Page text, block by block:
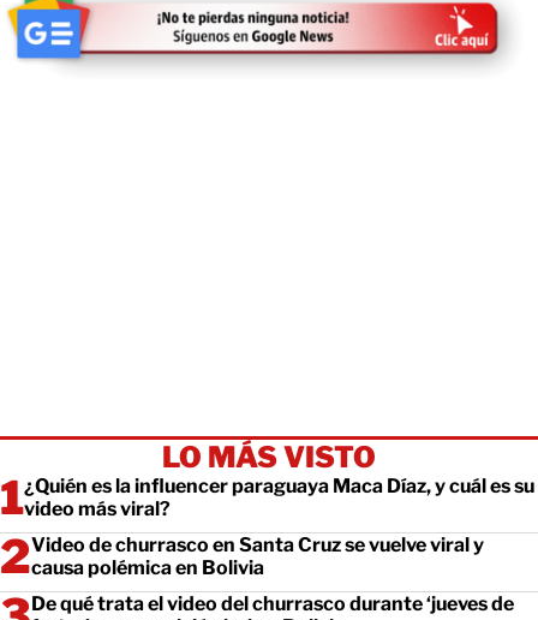
LO MÁS VISTO
¿Quién es la influencer paraguaya Maca Díaz, y cuál es su
video más viral?
Video de churrasco en Santa Cruz se vuelve viral y
causa polémica en Bolivia
De qué trata el video del churrasco durante ‘jueves de